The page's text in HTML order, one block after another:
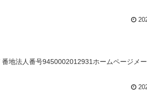
地法人番号9450002012931ホームページメ